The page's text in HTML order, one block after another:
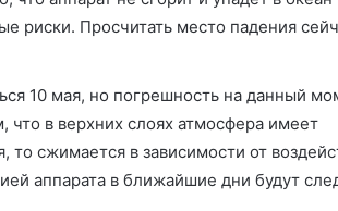
риски. Просчитать место падения
10 мая, но погрешность на данный
что в верхних слоях атмосфера имеет
то сжимается в зависимости от
аппарата в ближайшие дни будут